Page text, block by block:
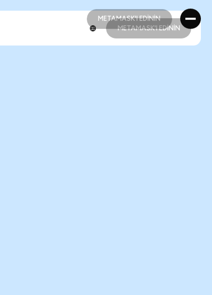
METAMASK'I EDİNİN
METAMASK'I EDİNİN
METAMASK'I EDİNİN